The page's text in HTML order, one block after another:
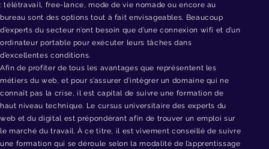
: télétravail, free-lance, mode de vie nomade ou encore au
bureau sont des options tout à fait envisageables. Beaucoup
d’experts du secteur n’ont besoin que d’une connexion wifi et d’un
ordinateur portable pour exécuter leurs tâches dans
d’excellentes conditions.
Afin de profiter de tous les avantages que représentent les
métiers du web, et pour s’assurer d’intégrer un domaine qui ne
connaît pas la crise, il est capital de suivre une formation de
haut niveau technique. Le cursus universitaire des experts du
web et du digital est prépondérant afin de trouver un emploi sur
le marché du travail. À ce titre, il est vivement conseillé de suivre
une formation qui se déroule selon la modalité de l’apprentissage